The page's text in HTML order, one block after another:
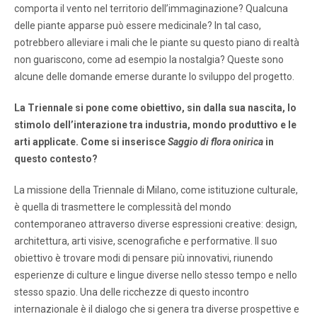
comporta il vento nel territorio dell’immaginazione? Qualcuna
delle piante apparse può essere medicinale? In tal caso,
potrebbero alleviare i mali che le piante su questo piano di realtà
non guariscono, come ad esempio la nostalgia? Queste sono
alcune delle domande emerse durante lo sviluppo del progetto.
La Triennale si pone come obiettivo, sin dalla sua nascita, lo
stimolo dell’interazione tra industria, mondo produttivo e le
arti applicate. Come si inserisceSaggio di flora onirica in
questo contesto?
La missione della Triennale di Milano, come istituzione culturale,
è quella di trasmettere le complessità del mondo
contemporaneo attraverso diverse espressioni creative: design,
architettura, arti visive, scenografiche e performative. Il suo
obiettivo è trovare modi di pensare più innovativi, riunendo
esperienze di culture e lingue diverse nello stesso tempo e nello
stesso spazio. Una delle ricchezze di questo incontro
internazionale è il dialogo che si genera tra diverse prospettive e